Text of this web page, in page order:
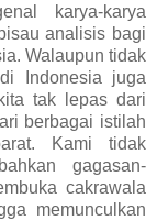
karya-karya
analisis bagi
Walaupun tidak
Indonesia juga
tak lepas dari
berbagai istilah
Kami tidak
gagasan-
cakrawala
memunculkan